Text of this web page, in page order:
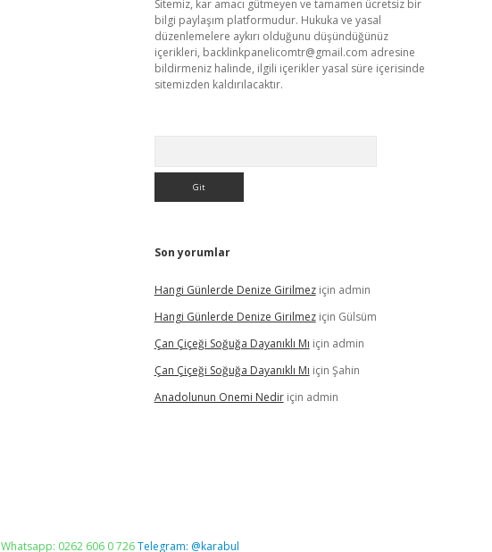
Sitemiz, kar amacı gütmeyen ve tamamen ücretsiz bir
bilgi paylaşım platformudur. Hukuka ve yasal
düzenlemelere aykırı olduğunu düşündüğünüz
içerikleri, backlinkpanelicomtr@gmail.com adresine
bildirmeniz halinde, ilgili içerikler yasal süre içerisinde
sitemizden kaldırılacaktır.
Son yorumlar
Hangi Günlerde Denize Girilmeziçin admin
Hangi Günlerde Denize Girilmeziçin Gülsüm
Çan Çiçeği Soğuğa Dayanıklı Mı için admin
Çan Çiçeği Soğuğa Dayanıklı Mı için Şahin
Anadolunun Onemi Nediriçin admin
Whatsapp: 0262 606 0 726Telegram: @karabul